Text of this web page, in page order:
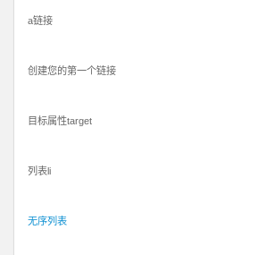
a链接
创建您的第一个链接
目标属性target
列表li
无序列表